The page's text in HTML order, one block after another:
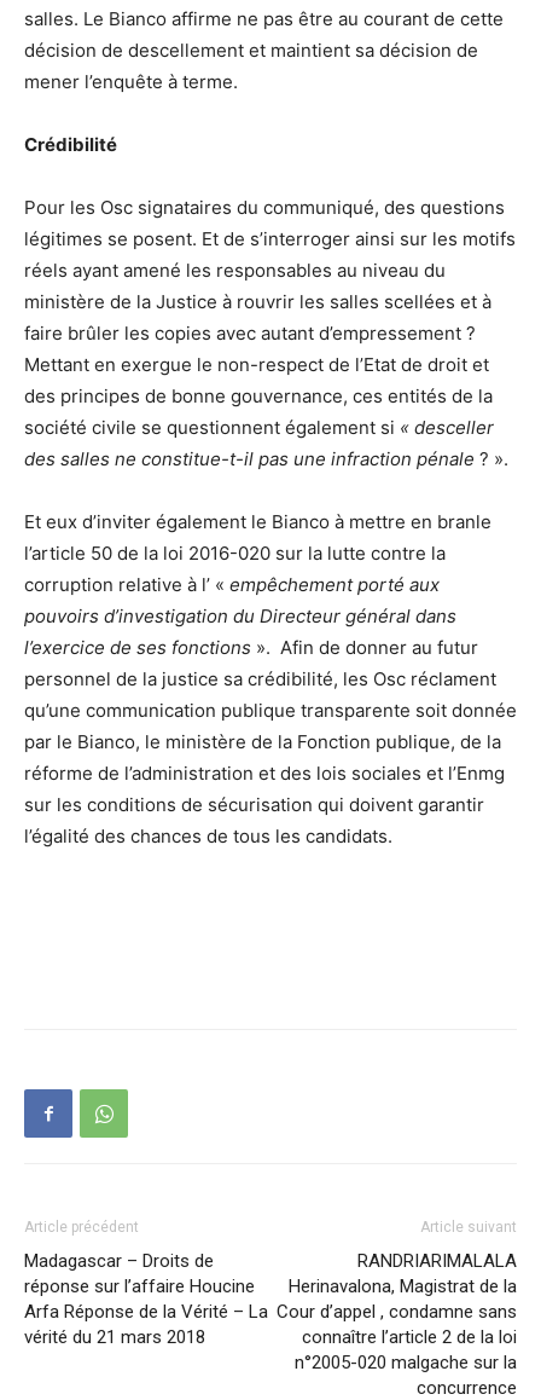
salles. Le Bianco affirme ne pas être au courant de cette
décision de descellement et maintient sa décision de
mener l’enquête à terme.
Crédibilité
Pour les Osc signataires du communiqué, des questions
légitimes se posent. Et de s’interroger ainsi sur les motifs
réels ayant amené les responsables au niveau du
ministère de la Justice à rouvrir les salles scellées et à
faire brûler les copies avec autant d’empressement ?
Mettant en exergue le non-respect de l’Etat de droit et
des principes de bonne gouvernance, ces entités de la
société civile se questionnent également si « desceller
des salles ne constitue-t-il pas une infraction pénale ? ».
Et eux d’inviter également le Bianco à mettre en branle
l’article 50 de la loi 2016-020 sur la lutte contre la
corruption relative à l’ « empêchement porté aux
pouvoirs d’investigation du Directeur général dans
l’exercice de ses fonctions ». Afin de donner au futur
personnel de la justice sa crédibilité, les Osc réclament
qu’une communication publique transparente soit donnée
par le Bianco, le ministère de la Fonction publique, de la
réforme de l’administration et des lois sociales et l’Enmg
sur les conditions de sécurisation qui doivent garantir
l’égalité des chances de tous les candidats.
Article précédent
Madagascar – Droits de
réponse sur l’affaire Houcine
Arfa Réponse de la Vérité – La
vérité du 21 mars 2018
Article suivant
RANDRIARIMALALA
Herinavalona, Magistrat de la
Cour d’appel , condamne sans
connaître l’article 2 de la loi
n°2005-020 malgache sur la
concurrence